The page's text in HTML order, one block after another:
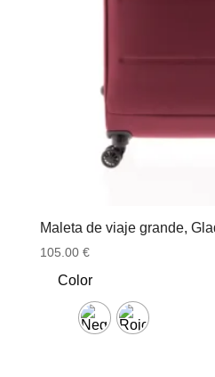
Maleta de viaje grande,
105.00 €
Color